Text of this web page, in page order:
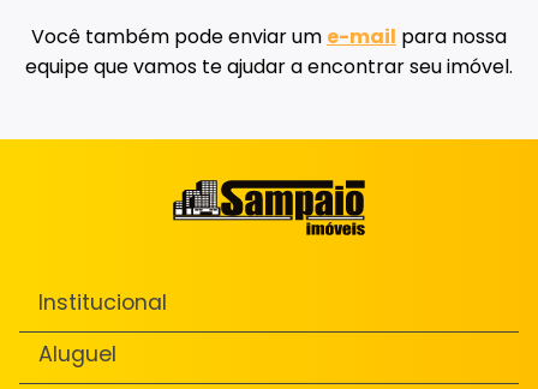
Você também pode enviar um e-mail para nossa
equipe que vamos te ajudar a encontrar seu imóvel.
Institucional
Aluguel